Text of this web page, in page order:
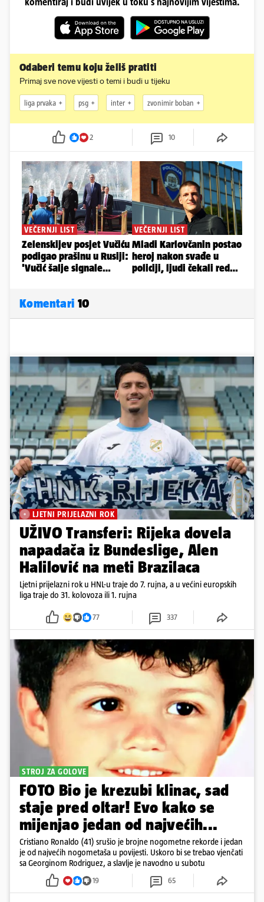
Odaberi temu koju želiš pratiti
Primaj sve nove vijesti o temi i budi u tijeku
liga prvaka psg inter zvonimir boban
2 10
Komentari 10
LJETNI PRIJELAZNI ROK
UŽIVO Transferi: Rijeka dovela
napadača iz Bundeslige, Alen
Halilović na meti Brazilaca
Ljetni prijelazni rok u HNL-u traje do 7. rujna, a u većini europskih
liga traje do 31. kolovoza ili 1. rujna
77 337
STROJ ZA GOLOVE
FOTO Bio je krezubi klinac, sad
staje pred oltar! Evo kako se
mijenjao jedan od najvećih...
Cristiano Ronaldo (41) srušio je brojne nogometne rekorde i jedan
je od najvećih nogometaša u povijesti. Uskoro bi se trebao vjenčati
sa Georginom Rodriguez, a slavlje je navodno u subotu
19 65